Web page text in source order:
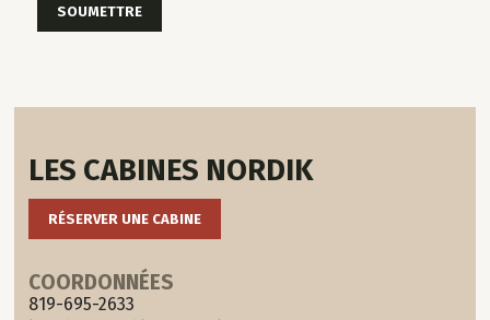
LES CABINES NORDIK
RÉSERVER UNE CABINE
COORDONNÉES
819-695-2633
SOUMETTRE